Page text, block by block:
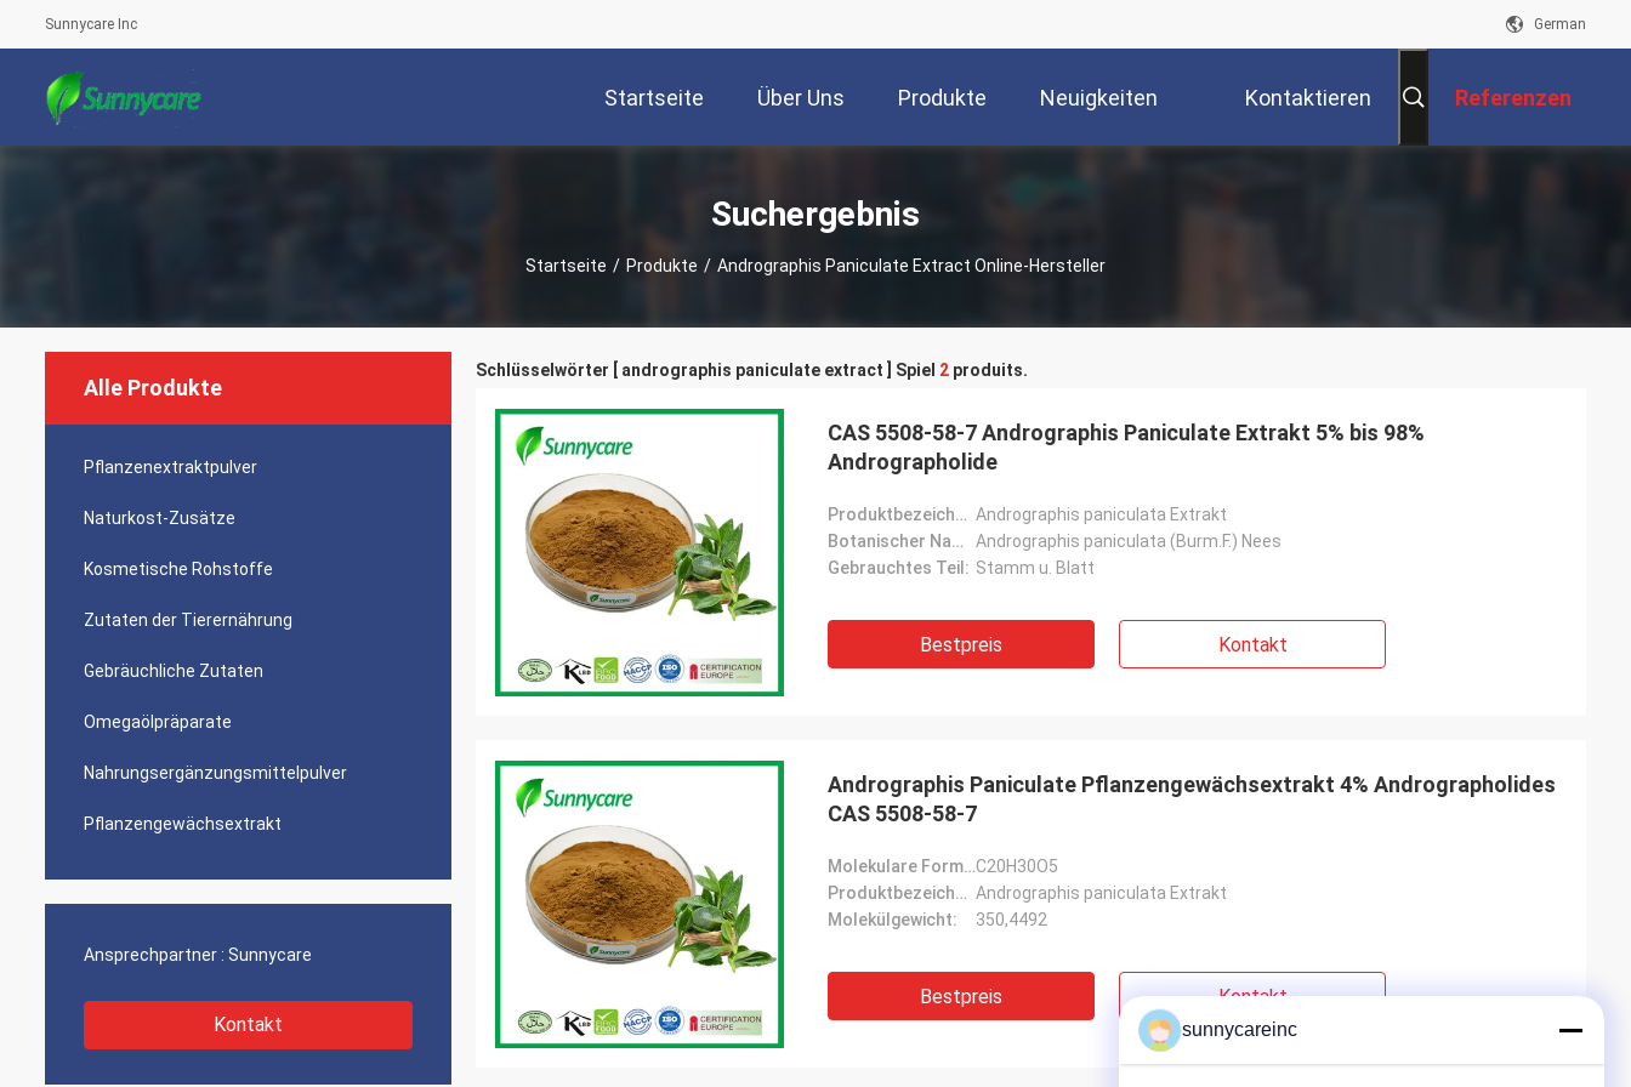
Sunnycare Inc German
Startseite Über Uns Produkte Neuigkeiten Kontaktieren Referenzen
Suchergebnis
Startseite / Produkte / Andrographis Paniculate Extract Online-Hersteller
Alle Produkte
Pflanzenextraktpulver
Naturkost-Zusätze
Kosmetische Rohstoffe
Zutaten der Tierernährung
Gebräuchliche Zutaten
Omegaölpräparate
Nahrungsergänzungsmittelpulver
Pflanzengewächsextrakt
Ansprechpartner : Sunnycare
Kontakt
Schlüsselwörter [ andrographis paniculate extract ] Spiel 2 produits.
CAS 5508-58-7 Andrographis Paniculate Extrakt 5% bis 98%
Andrographolide
Produktbezeichnung: Andrographis paniculata Extrakt
Botanischer Name:
Andrographis paniculata (Burm.F.) Nees
Gebrauchtes Teil: Stamm u. Blatt
Bestpreis Kontakt
Andrographis Paniculate Pflanzengewächsextrakt 4% Andrographolides
CAS 5508-58-7
Molekulare Formel:C20H30O5
Produktbezeichnung: Andrographis paniculata Extrakt
Molekülgewicht:
350,4492
Bestpreis Kontakt
sunnycareinc